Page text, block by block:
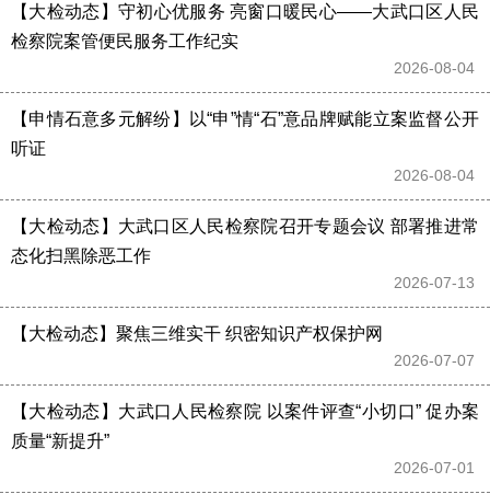
【大检动态】守初心优服务 亮窗口暖民心——大武口区人民
检察院案管便民服务工作纪实
2026-08-04
【申情石意多元解纷】以“申”情“石”意品牌赋能立案监督公开
听证
2026-08-04
【大检动态】大武口区人民检察院召开专题会议 部署推进常
态化扫黑除恶工作
2026-07-13
【大检动态】聚焦三维实干 织密知识产权保护网
2026-07-07
【大检动态】大武口人民检察院 以案件评查“小切口” 促办案
质量“新提升”
2026-07-01